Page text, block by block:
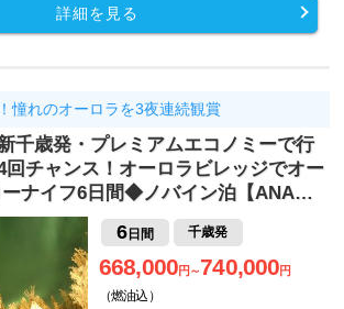
詳細を見る
憧れのオーロラを3夜連続観賞
千歳発・プレミアムエコノミーで行
回チャンス！オーロラビレッジでオー
ーナイフ6日間◆ノバイン泊【ANA…
6日間 千歳発
668,000円～740,000円
（燃油込）